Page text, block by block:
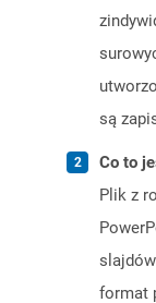
są
Co to
Plik z
format